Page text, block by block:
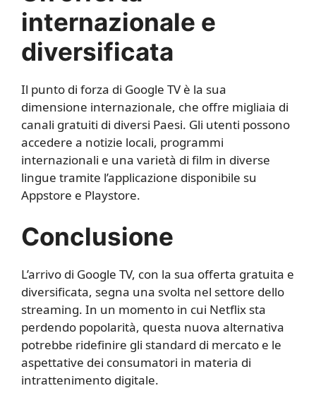
internazionale e
diversificata
Il punto di forza di Google TV è la sua
dimensione internazionale, che offre migliaia di
canali gratuiti di diversi Paesi. Gli utenti possono
accedere a notizie locali, programmi
internazionali e una varietà di film in diverse
lingue tramite l’applicazione disponibile su
Appstore e Playstore.
Conclusione
L’arrivo di Google TV, con la sua offerta gratuita e
diversificata, segna una svolta nel settore dello
streaming. In un momento in cui Netflix sta
perdendo popolarità, questa nuova alternativa
potrebbe ridefinire gli standard di mercato e le
aspettative dei consumatori in materia di
intrattenimento digitale.